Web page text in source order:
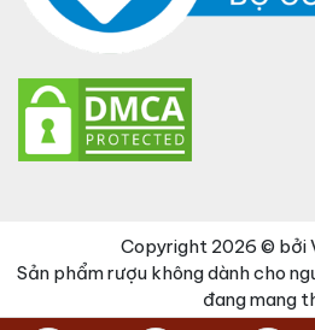
Copyright 2026 © bởi
Sản phẩm rượu không dành cho
đang mang